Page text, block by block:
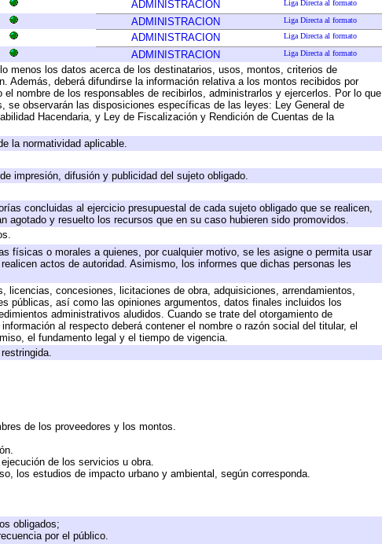
ADMINISTRACION Liga Directa al formato
ADMINISTRACION Liga Directa al formato
ADMINISTRACION Liga Directa al formato
ADMINISTRACION Liga Directa al formato
menos los datos acerca de los destinatarios, usos, montos, criterios de
Además, deberá difundirse la información relativa a los montos recibidos por
nombre de los responsables de recibirlos, administrarlos y ejercerlos. Por lo que
observarán las disposiciones específicas de las leyes: Ley General de
Hacendaria, y Ley de Fiscalización y Rendición de Cuentas de la
la normatividad aplicable.
impresión, difusión y publicidad del sujeto obligado.
concluidas al ejercicio presupuestal de cada sujeto obligado que se realicen,
y resuelto los recursos que en su caso hubieren sido promovidos.
físicas o morales a quienes, por cualquier motivo, se les asigne o permita usar
actos de autoridad. Asimismo, los informes que dichas personas les
concesiones, licitaciones de obra, adquisiciones, arrendamientos,
públicas, así como las opiniones argumentos, datos finales incluidos los
administrativos aludidos. Cuando se trate del otorgamiento de
al respecto deberá contener el nombre o razón social del titular, el
el fundamento legal y el tiempo de vigencia.
de los proveedores y los montos.
de los servicios u obra.
los estudios de impacto urbano y ambiental, según corresponda.
obligados;
por el público.